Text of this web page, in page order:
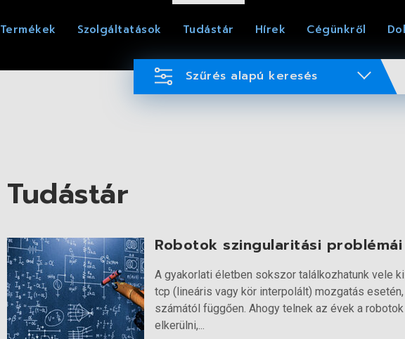
Termékek Szolgáltatások Tudástár Hírek Cégünkről
Szűrés alapú keresés
Tudástár
Robotok szingularitási problémái
A gyakorlati életben sokszor találkozhatunk vele
tcp (lineáris vagy kör interpolált) mozgatás
számától függően. Ahogy telnek az évek a
elkerülni,...